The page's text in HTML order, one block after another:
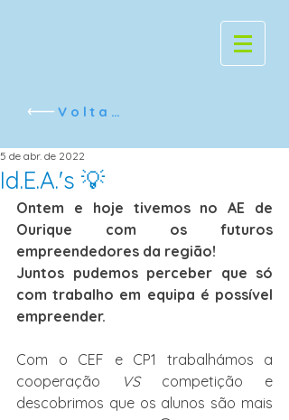
Voltar
Id.E.A.'s 💡
5 de abr. de 2022
Ontem e hoje tivemos no AE de
Ourique com os futuros
empreendedores da região!
Juntos pudemos perceber que só
com trabalho em equipa é possível
empreender.
Com o CEF e CP1 trabalhámos a
cooperação VS competição e
descobrimos que os alunos são mais